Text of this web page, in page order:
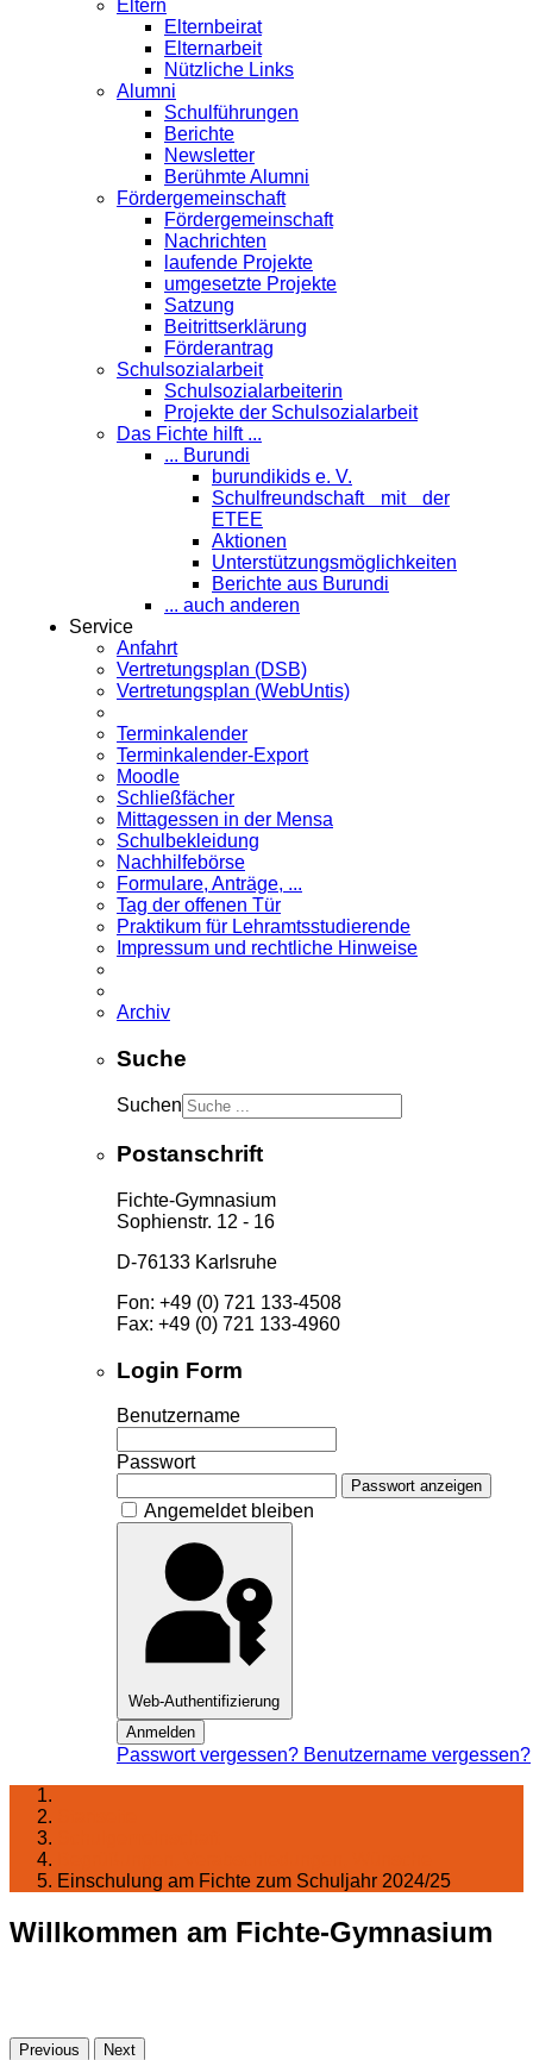
Eltern
Elternbeirat
Elternarbeit
Nützliche Links
Alumni
Schulführungen
Berichte
Newsletter
Berühmte Alumni
Förder­gemeinschaft
Fördergemeinschaft
Nachrichten
laufende Projekte
umgesetzte Projekte
Satzung
Beitrittserklärung
Förderantrag
Schul­sozialarbeit
Schulsozialarbeiterin
Projekte der Schulsozialarbeit
Das Fichte hilft ...
... Burundi
burundikids e. V.
Schulfreundschaft mit der
ETEE
Aktionen
Unterstützungsmöglichkeiten
Berichte aus Burundi
... auch anderen
Service
Anfahrt
Vertretungsplan (DSB)
Vertretungsplan (WebUntis)
Terminkalender
Terminkalender-Export
Moodle
Schließfächer
Mittagessen in der Mensa
Schulbekleidung
Nachhilfebörse
Formulare, Anträge, ...
Tag der offenen Tür
Praktikum für Lehramts­studierende
Impressum und rechtliche Hinweise
Archiv
Suche
Suchen
Postanschrift
Fichte-Gymnasium
Sophienstr. 12 - 16
D-76133 Karlsruhe
Fon: +49 (0) 721 133-4508
Fax: +49 (0) 721 133-4960
Login Form
Benutzername
Passwort
Passwort anzeigen
Angemeldet bleiben
Web-Authentifizierung
Anmelden
Passwort vergessen? Benutzername vergessen?
Einschulung am Fichte zum Schuljahr 2024/25
Willkommen am Fichte-Gymnasium
Previous Next